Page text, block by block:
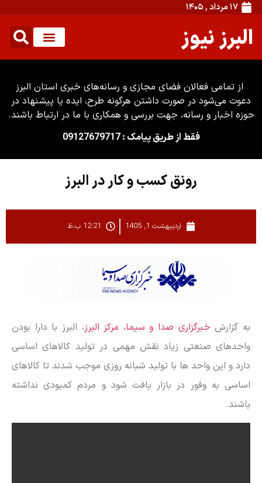
۱۷ مرداد , ۱۴۰۵
البرز نیوز
از تمامی فعالان فضای مجازی و رسانه‌های خبری استان البرز
دعوت می‌شود در صورت داشتن هرگونه طرح، ایده یا پیشنهاد در
حوزه اخبار و رسانه، جهت بررسی و همکاری با ما در ارتباط باشند.
فقط از طریق پیامک : 09127679717
رونق کسب و کار در البرز
اردیبهشت 1, 1405 12:21 ب.ظ
به گزارش خبرگزاری صدا و سیما، مرکز البرز، البرز با دارا بودن
واحدهای صنعتی زیاد نقش مهمی در تولید کالاهای اساسی
دارد و این واحد ها با تولید شبانه روزی موجب شدند تا کالاهای
اساسی به وفور در بازار یافت شود و مردم کمبودی نداشته
باشند.